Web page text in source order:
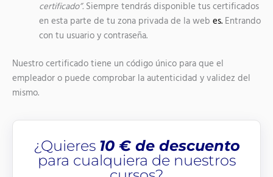
certificado”.Siempre tendrás disponible tus certificados
en esta parte de tu zona privada de la web es.Entrando
con tu usuario y contraseña.
Nuestro certificado tiene un código único para que el
empleador o puede comprobar la autenticidad y validez del
mismo.
¿Quieres 10 € de descuento
para cualquiera de nuestros